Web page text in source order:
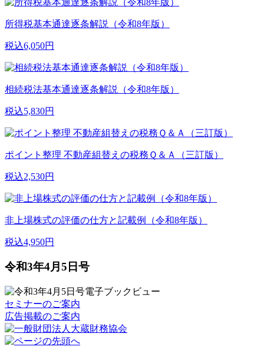
所得税基本通達逐条解説（令和8年版）
税込6,050円
相続税法基本通達逐条解説（令和8年版）
税込5,830円
ポイント整理 不動産組替えの税務Ｑ＆Ａ（三訂版）
税込2,530円
非上場株式の評価の仕方と記載例（令和8年版）
税込4,950円
令和3年4月5日号
セミナーのご案内
広告掲載のご案内